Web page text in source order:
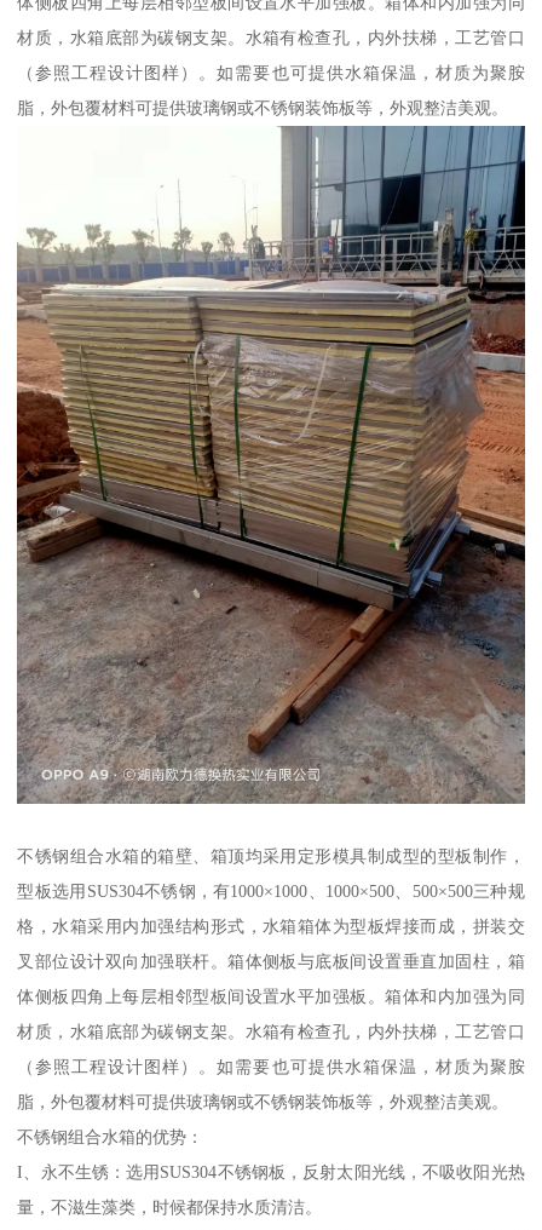
材质，水箱底部为碳钢支架。水箱有检查孔，内外扶梯，工艺管口
（参照工程设计图样）。如需要也可提供水箱保温，材质为聚胺
脂，外包覆材料可提供玻璃钢或不锈钢装饰板等，外观整洁美观。
不锈钢组合水箱的箱壁、箱顶均采用定形模具制成型的型板制作，
型板选用SUS304不锈钢，有1000×1000、1000×500、500×500三种规
格，水箱采用内加强结构形式，水箱箱体为型板焊接而成，拼装交
叉部位设计双向加强联杆。箱体侧板与底板间设置垂直加固柱，箱
体侧板四角上每层相邻型板间设置水平加强板。箱体和内加强为同
材质，水箱底部为碳钢支架。水箱有检查孔，内外扶梯，工艺管口
（参照工程设计图样）。如需要也可提供水箱保温，材质为聚胺
脂，外包覆材料可提供玻璃钢或不锈钢装饰板等，外观整洁美观。
不锈钢组合水箱的优势：
I、永不生锈：选用SUS304不锈钢板，反射太阳光线，不吸收阳光热
量，不滋生藻类，时候都保持水质清洁。